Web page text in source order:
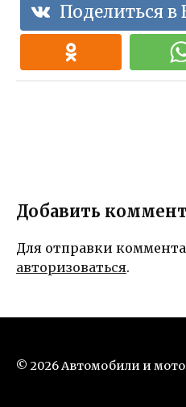
Поделиться в
Добавить
Для отправки
авторизоваться.
© 2026 Автомобили и